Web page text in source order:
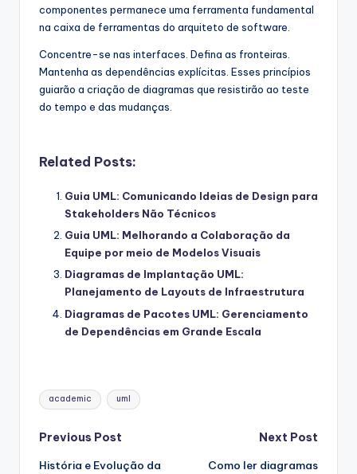
componentes permanece uma ferramenta fundamental
na caixa de ferramentas do arquiteto de software.
Concentre-se nas interfaces. Defina as fronteiras.
Mantenha as dependências explícitas. Esses princípios
guiarão a criação de diagramas que resistirão ao teste
do tempo e das mudanças.
Related Posts:
Guia UML: Comunicando Ideias de Design para
Stakeholders Não Técnicos
Guia UML: Melhorando a Colaboração da
Equipe por meio de Modelos Visuais
Diagramas de Implantação UML:
Planejamento de Layouts de Infraestrutura
Diagramas de Pacotes UML: Gerenciamento
de Dependências em Grande Escala
Tags:
academic uml
Post
Previous Post
História e Evolução da
Next Post
Como ler diagramas